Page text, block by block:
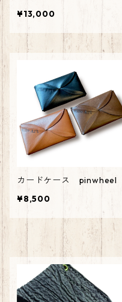
¥13,000
カードケース pinwheel
¥8,500